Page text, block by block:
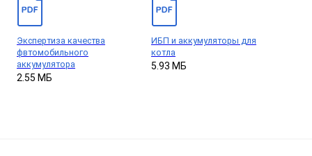
Экспертиза качества
фвтомобильного
аккумулятора
2.55 МБ
ИБП и аккумуляторы для
котла
5.93 МБ